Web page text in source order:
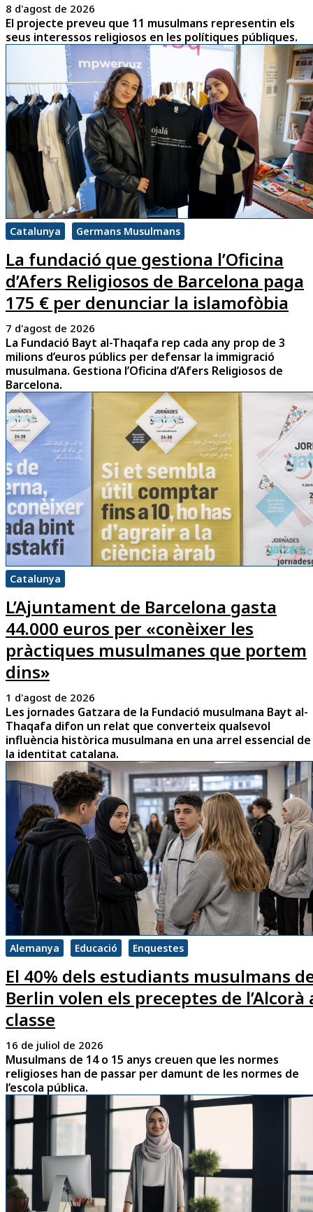
8 d'agost de 2026
El projecte preveu que 11 musulmans representin els
seus interessos religiosos en les polítiques públiques.
Catalunya Germans Musulmans
La fundació que gestiona l’Oficina
d’Afers Religiosos de Barcelona paga
175 € per denunciar la islamofòbia
7 d'agost de 2026
La Fundació Bayt al-Thaqafa rep cada any prop de 3
milions d’euros públics per defensar la immigració
musulmana. Gestiona l’Oficina d’Afers Religiosos de
Barcelona.
Catalunya
L’Ajuntament de Barcelona gasta
44.000 euros per «conèixer les
pràctiques musulmanes que portem
dins»
1 d'agost de 2026
Les jornades Gatzara de la Fundació musulmana Bayt al-
Thaqafa difon un relat que converteix qualsevol
influència històrica musulmana en una arrel essencial de
la identitat catalana.
Alemanya Educació Enquestes
El 40% dels estudiants musulmans
Berlin volen els preceptes de l’Alcorà
classe
16 de juliol de 2026
Musulmans de 14 o 15 anys creuen que les normes
religioses han de passar per damunt de les normes de
l’escola pública.